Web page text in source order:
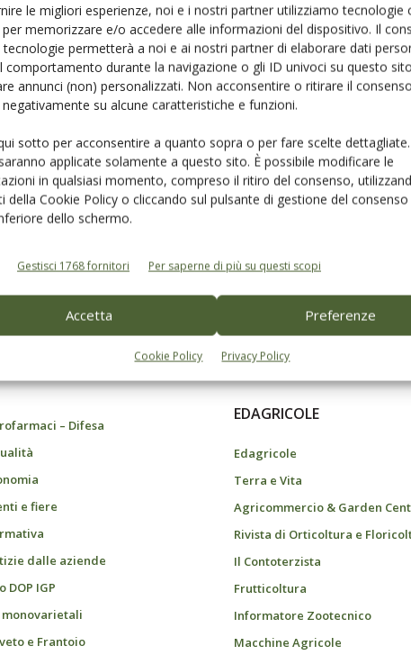
le migliori esperienze, noi e i nostri partner utilizziamo tecnologie
memorizzare e/o accedere alle informazioni del dispositivo. Il
tecnologie permetterà a noi e ai nostri partner di elaborare dati
comportamento durante la navigazione o gli ID univoci su questo
annunci (non) personalizzati. Non acconsentire o ritirare il
su alcune caratteristiche e funzioni.
sotto per acconsentire a quanto sopra o per fare scelte
applicate solamente a questo sito. È possibile modificare le
in qualsiasi momento, compreso il ritiro del consenso,
della Cookie Policy o cliccando sul pulsante di gestione del consenso
dello schermo.
Gestisci 1768 fornitori Per saperne di più su questi scopi
Accetta Preferenze
Cookie Policy Privacy Policy
dell’agricoltura
– Difesa
e fiere
dalle aziende
DOP IGP
monovarietali
e Frantoio
EDAGRICOLE
Edagricole
Terra e Vita
Agricommercio & Garden
Rivista di Orticoltura e
Il Contoterzista
Frutticoltura
Informatore Zootecnico
Macchine Agricole